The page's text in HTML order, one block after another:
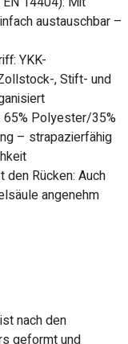
austauschbar –
YKK-
, Stift- und
Polyester/35%
– strapazierfähig
Rücken: Auch
angenehm
nach den
geformt und